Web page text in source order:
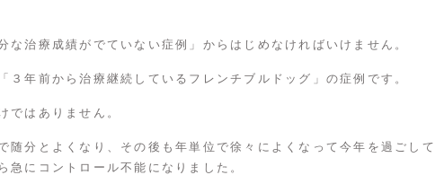
な治療成績がでていない症例」からはじめなければいけません。
３年前から治療継続しているフレンチブルドッグ」の症例です。
ではありません。
随分とよくなり、その後も年単位で徐々によくなって今年を過ごして
急にコントロール不能になりました。